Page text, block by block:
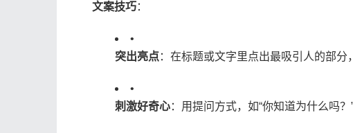
​文案技巧​​：
•
​突出亮点​：在标题或文字里点出最吸引人的部分
•
​刺激好奇心​：用提问方式，如“你知道为什么吗？